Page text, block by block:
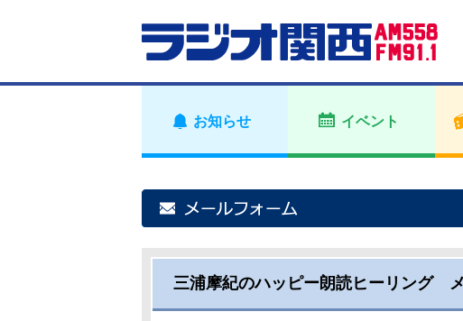
お知らせ イベント
三浦摩紀のハッピー朗読ヒーリング